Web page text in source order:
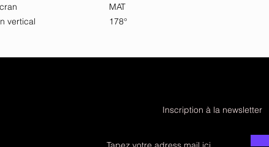
MAT
vertical
178°
Inscription à la newsletter